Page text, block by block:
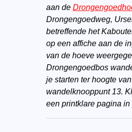
aan de
Drongengoedweg,
betreffende het
op een affiche aan de
van de hoeve
Drongengoedbos
je starten ter hoogte van
wandelknooppunt 13.
een printklare pagina in